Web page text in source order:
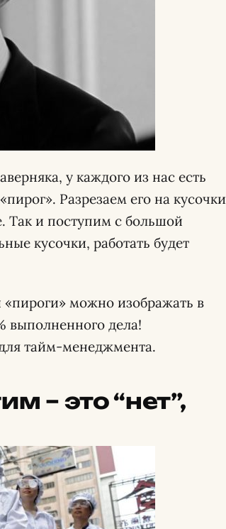
у каждого из нас есть
Разрезаем его на кусочки
Так и поступим с большой
кусочки, работать будет
«пироги» можно изображать в
выполненного дела!
тайм-менеджмента.
– это “нет”,